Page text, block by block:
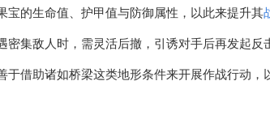
宝的生命值、护甲值与防御属性，以此来提升其
密集敌人时，需灵活后撤，引诱对手后再发起反
于借助诸如桥梁这类地形条件来开展作战行动，